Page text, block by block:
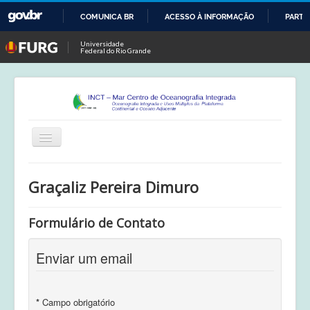
O
CONTEÚDO
COMUNICA BR ACESSO À INFORMAÇÃO
Universidade
Federal do Rio Grande
Alternar
Navegação
Publicações
Calendário
Equipe
Atividades de Campo
Graçaliz Pereira Dimuro
Formulário de Contato
Enviar um email
* Campo obrigatório